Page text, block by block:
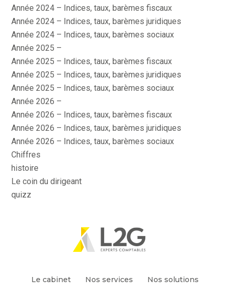
Année 2024 – Indices, taux, barèmes fiscaux
Année 2024 – Indices, taux, barèmes juridiques
Année 2024 – Indices, taux, barèmes sociaux
Année 2025 –
Année 2025 – Indices, taux, barèmes fiscaux
Année 2025 – Indices, taux, barèmes juridiques
Année 2025 – Indices, taux, barèmes sociaux
Année 2026 –
Année 2026 – Indices, taux, barèmes fiscaux
Année 2026 – Indices, taux, barèmes juridiques
Année 2026 – Indices, taux, barèmes sociaux
Chiffres
histoire
Le coin du dirigeant
quizz
FooterLe cabinet Nos services Nos solutions